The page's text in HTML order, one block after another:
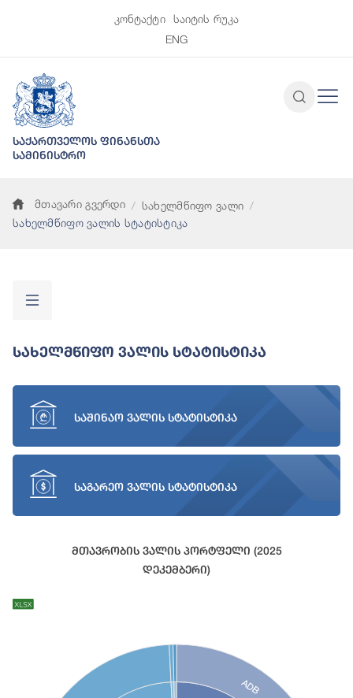
კონტაქტი
საიტის რუკა
ENG
საქართველოს ფინანსთა
სამინისტრო
მთავარი გვერდი
სახელმწიფო ვალი
სახელმწიფო ვალის სტატისტიკა
Სახელმწიფო Ვალის Სტატისტიკა
საშინაო ვალის სტატისტიკა
საგარეო ვალის სტატისტიკა
Მთავრობის Ვალის Პორტფელი (2025
Დეკემბერი)
Chart with 27 data points.
View as data table, Chart
ADB